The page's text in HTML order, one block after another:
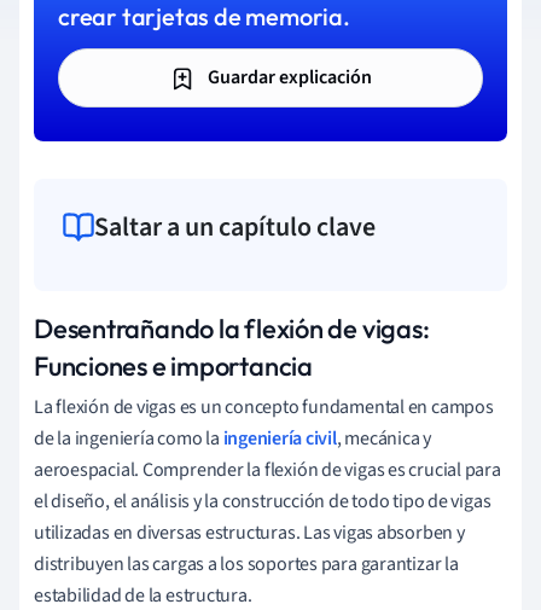
crear tarjetas de memoria.
Guardar explicación
Saltar a un capítulo clave
Desentrañando la flexión de vigas:
Funciones e importancia
La flexión de vigas es un concepto fundamental en campos
de la ingeniería como la ingeniería civil, mecánica y
aeroespacial. Comprender la flexión de vigas es crucial para
el diseño, el análisis y la construcción de todo tipo de vigas
utilizadas en diversas estructuras. Las vigas absorben y
distribuyen las cargas a los soportes para garantizar la
estabilidad de la estructura.